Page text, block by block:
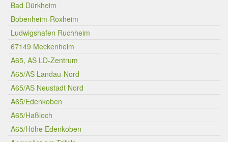
Bad Dürkheim
Bobenheim-Roxheim
Ludwigshafen Ruchheim
67149 Meckenheim
A65, AS LD-Zentrum
A65/AS Landau-Nord
A65/AS Neustadt Nord
A65/Edenkoben
A65/Haßloch
A65/Höhe Edenkoben